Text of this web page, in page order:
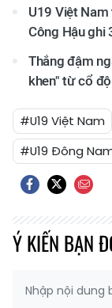
U19 Việt
Công Hậu ghi
Thắng đậm
khen" từ cổ
#U19 Việt Nam
#U19 Đông
Ý KIẾN BẠN